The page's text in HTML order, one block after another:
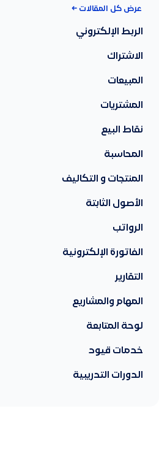
عرض كل المقالات ←
الربط الإلكتروني
الاشتراك
المبيعات
المشتريات
نقاط البيع
المحاسبة
المنتجات و التكاليف
الأصول الثابتة
الرواتب
الفاتورة الإلكترونية
التقارير
المهام والمشاريع
لوحة المتابعة
خدمات قيود
الدورات التدريبية